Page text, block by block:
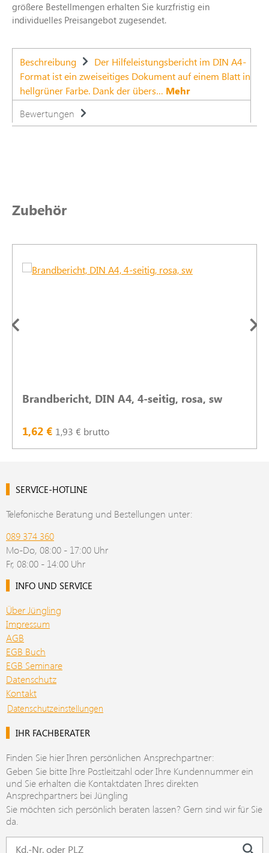
größere Bestellmengen erhalten Sie kurzfristig ein
individuelles Preisangebot zugesendet.
Beschreibung
Der Hilfeleistungsbericht im DIN A4-
Format ist ein zweiseitiges Dokument auf einem Blatt in
hellgrüner Farbe. Dank der übers… Mehr
Bewertungen
Produktgalerie überspringen
Zubehör
Brandbericht, DIN A4, 4-seitig, rosa, sw
1,62 € 1,93 € brutto
SERVICE-HOTLINE
Telefonische Beratung und Bestellungen unter:
089 374 360
Mo-Do, 08:00 - 17:00 Uhr
Fr, 08:00 - 14:00 Uhr
INFO UND SERVICE
Über Jüngling
Impressum
AGB
EGB Buch
EGB Seminare
Datenschutz
Kontakt
Datenschutzeinstellungen
IHR FACHBERATER
Finden Sie hier Ihren persönlichen Ansprechpartner:
Geben Sie bitte Ihre Postleitzahl oder Ihre Kundennummer ein
und Sie erhalten die Kontaktdaten Ihres direkten
Ansprechpartners bei Jüngling
Sie möchten sich persönlich beraten lassen? Gern sind wir für Sie
da.